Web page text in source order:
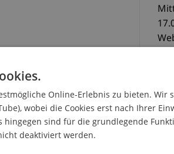
der EU veröffentlicht
Raum. Sie schafft einen
Dienstleistungen, die
Online-Erlebnis zu bieten. Wir
wobei die Cookies erst nach Ihrer
hingegen sind für die grundlegende
deaktiviert werden.